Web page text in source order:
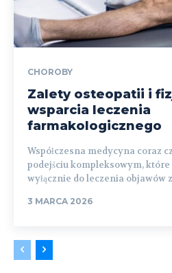
CHOROBY
Zalety osteopatii i
wsparcia leczenia
farmakologicznego
Współczesna medycyna coraz
podejściu kompleksowym,
wyłącznie do leczenia objawów
3 MARCA 2026